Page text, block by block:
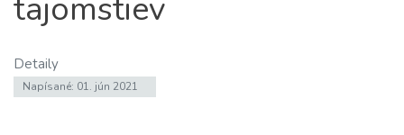
tajomstiev
Detaily
Napísané: 01. jún 2021